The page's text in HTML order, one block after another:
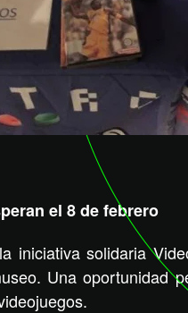
el 8 de febrero
iniciativa solidaria
Una oportunidad